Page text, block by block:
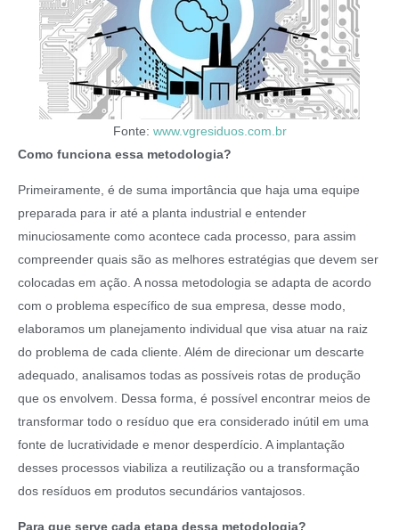
Fonte: www.vgresiduos.com.br
Como funciona essa metodologia?
Primeiramente, é de suma importância que haja uma equipe
preparada para ir até a planta industrial e entender
minuciosamente como acontece cada processo, para assim
compreender quais são as melhores estratégias que devem ser
colocadas em ação. A nossa metodologia se adapta de acordo
com o problema específico de sua empresa, desse modo,
elaboramos um planejamento individual que visa atuar na raiz
do problema de cada cliente. Além de direcionar um descarte
adequado, analisamos todas as possíveis rotas de produção
que os envolvem. Dessa forma, é possível encontrar meios de
transformar todo o resíduo que era considerado inútil em uma
fonte de lucratividade e menor desperdício. A implantação
desses processos viabiliza a reutilização ou a transformação
dos resíduos em produtos secundários vantajosos.
Para que serve cada etapa dessa metodologia?